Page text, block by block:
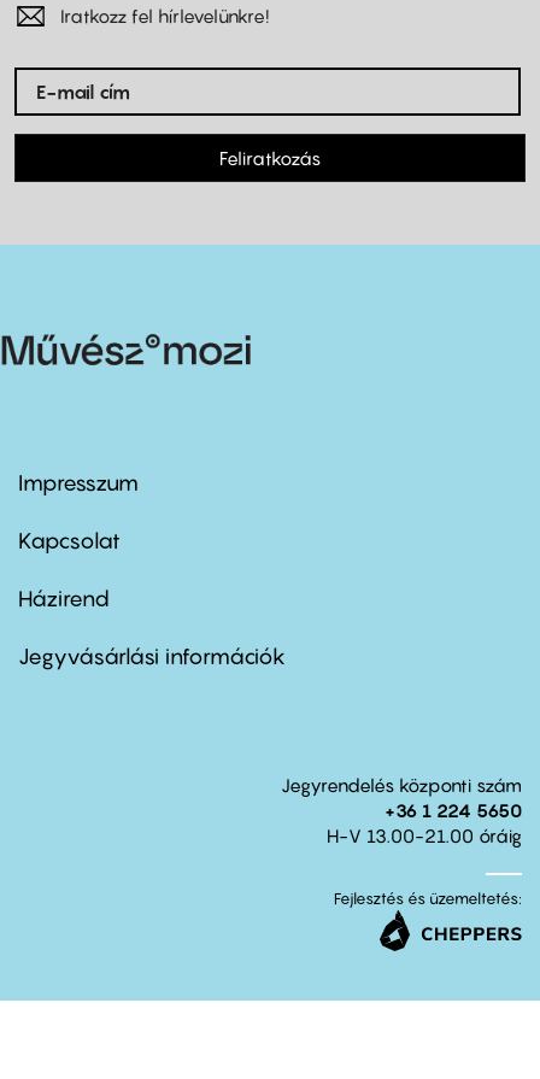
Iratkozz fel hírlevelünkre!
Feliratkozás
Footer
first
Impresszum
Kapcsolat
Footer
second
Házirend
Jegyvásárlási információk
Jegyrendelés központi szám
+36 1 224 5650
H-V 13.00-21.00 óráig
Fejlesztés és üzemeltetés: